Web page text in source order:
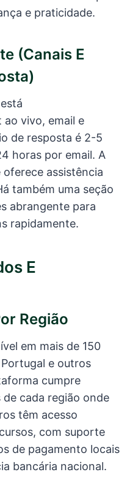
e praticidade.
(canais E
vivo, email e
de resposta é 2-5
horas por email. A
assistência
também uma seção
abrangente para
rapidamente.
E
Região
em mais de 150
e outros
cumpre
cada região onde
têm acesso
com suporte
de pagamento locais
bancária nacional.